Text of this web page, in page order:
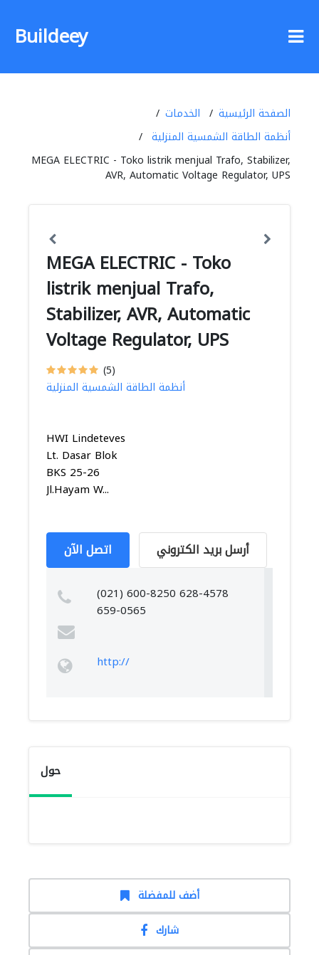
Buildeey
الصفحة الرئيسية
الخدمات
أنظمة الطاقة الشمسية المنزلية
MEGA ELECTRIC - Toko listrik menjual Trafo, Stabilizer,
AVR, Automatic Voltage Regulator, UPS
MEGA ELECTRIC - Toko
listrik menjual Trafo,
Stabilizer, AVR, Automatic
Voltage Regulator, UPS
(5)
أنظمة الطاقة الشمسية المنزلية
HWI Lindeteves
Lt. Dasar Blok
BKS 25-26
Jl.Hayam W...
اتصل الآن أرسل بريد الكتروني
(021) 600-8250 628-4578
659-0565
http://
حول
أضف للمفضلة
شارك